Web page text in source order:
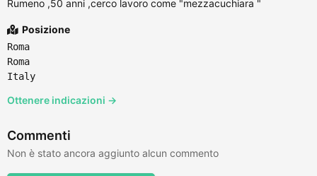
Rumeno ,50 anni ,cerco lavoro come "mezzacuchiara "
Posizione
Roma
Roma
Italy
Ottenere indicazioni →
Commenti
Non è stato ancora aggiunto alcun commento